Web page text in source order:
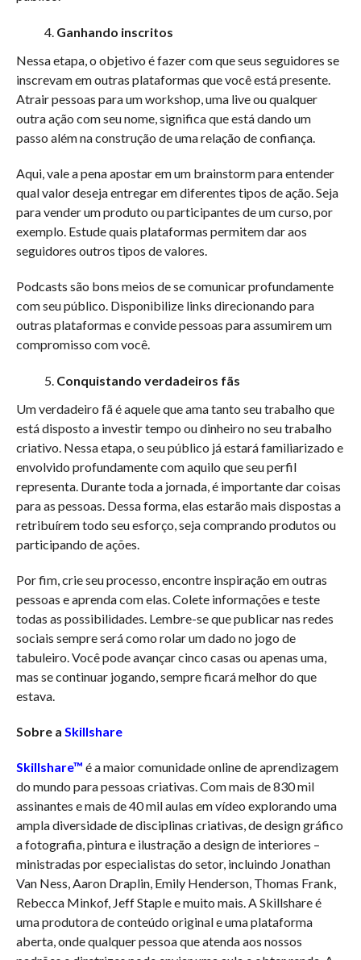
Ganhando inscritos
Nessa etapa, o objetivo é fazer com que seus seguidores se
inscrevam em outras plataformas que você está presente.
Atrair pessoas para um workshop, uma live ou qualquer
outra ação com seu nome, significa que está dando um
passo além na construção de uma relação de confiança.
Aqui, vale a pena apostar em um brainstorm para entender
qual valor deseja entregar em diferentes tipos de ação. Seja
para vender um produto ou participantes de um curso, por
exemplo. Estude quais plataformas permitem dar aos
seguidores outros tipos de valores.
Podcasts são bons meios de se comunicar profundamente
com seu público. Disponibilize links direcionando para
outras plataformas e convide pessoas para assumirem um
compromisso com você.
Conquistando verdadeiros fãs
Um verdadeiro fã é aquele que ama tanto seu trabalho que
está disposto a investir tempo ou dinheiro no seu trabalho
criativo. Nessa etapa, o seu público já estará familiarizado e
envolvido profundamente com aquilo que seu perfil
representa. Durante toda a jornada, é importante dar coisas
para as pessoas. Dessa forma, elas estarão mais dispostas a
retribuírem todo seu esforço, seja comprando produtos ou
participando de ações.
Por fim, crie seu processo, encontre inspiração em outras
pessoas e aprenda com elas. Colete informações e teste
todas as possibilidades. Lembre-se que publicar nas redes
sociais sempre será como rolar um dado no jogo de
tabuleiro. Você pode avançar cinco casas ou apenas uma,
mas se continuar jogando, sempre ficará melhor do que
estava.
Sobre a Skillshare
Skillshare™ é a maior comunidade online de aprendizagem
do mundo para pessoas criativas. Com mais de 830 mil
assinantes e mais de 40 mil aulas em vídeo explorando uma
ampla diversidade de disciplinas criativas, de design gráfico
a fotografia, pintura e ilustração a design de interiores –
ministradas por especialistas do setor, incluindo Jonathan
Van Ness, Aaron Draplin, Emily Henderson, Thomas Frank,
Rebecca Minkof, Jeff Staple e muito mais. A Skillshare é
uma produtora de conteúdo original e uma plataforma
aberta, onde qualquer pessoa que atenda aos nossos